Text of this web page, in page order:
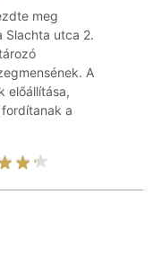
meg
Slachta utca 2.
A
előállítása,
a